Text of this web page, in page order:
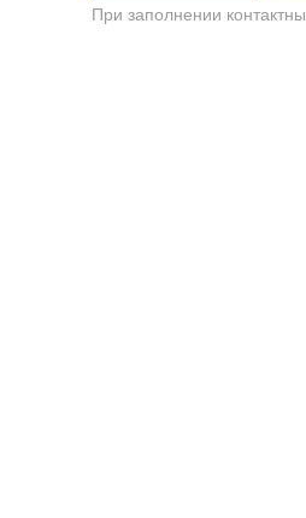
При заполнении